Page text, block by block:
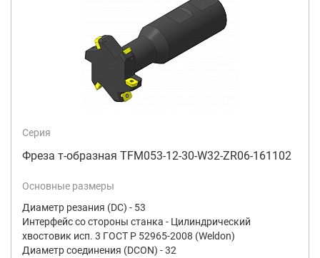
Серия
Фреза т-образная TFM053-12-30-W32-ZR06-161102
Основные размеры
Диаметр резания (DC) - 53
Интерфейс со стороны станка - Цилиндрический
хвостовик исп. 3 ГОСТ Р 52965-2008 (Weldon)
Диаметр соединения (DCON) - 32